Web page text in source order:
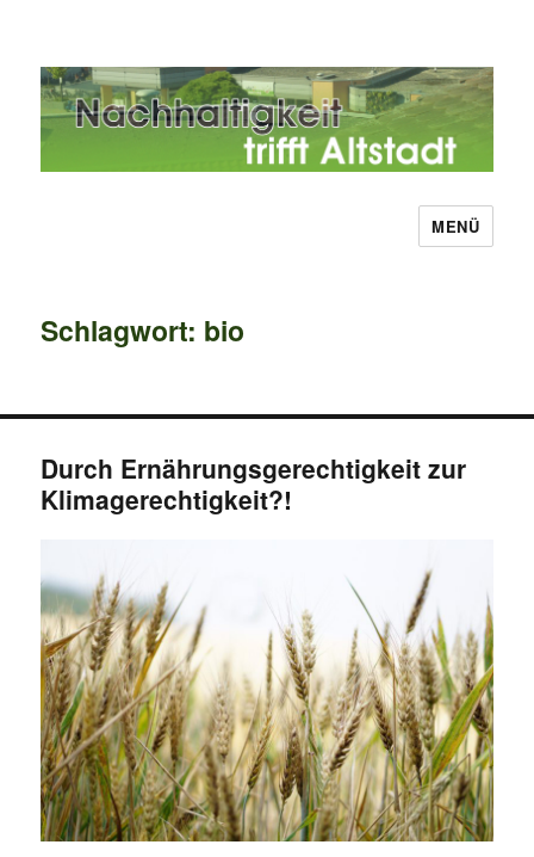
MENÜ
Schlagwort: bio
Durch Ernährungsgerechtigkeit zur
Klimagerechtigkeit?!